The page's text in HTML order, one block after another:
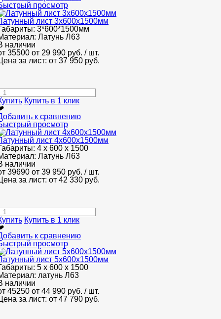
просмотр
лист 3x600x1500мм
3*600*1500мм
Латунь Л63
наличии
35500 от 29 990 руб. / шт.
за лист: от 37 950 руб.
Купить в 1 клик
к сравнению
просмотр
лист 4x600x1500мм
4 х 600 х 1500
Латунь Л63
наличии
39690 от 39 950 руб. / шт.
за лист: от 42 330 руб.
Купить в 1 клик
к сравнению
просмотр
лист 5x600x1500мм
5 х 600 х 1500
латунь Л63
наличии
45250 от 44 990 руб. / шт.
за лист: от 47 790 руб.